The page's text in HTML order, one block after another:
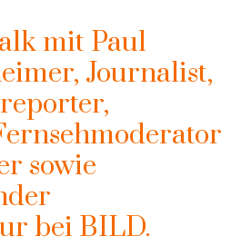
mit Paul
Journalist,
sowie
bei BILD.